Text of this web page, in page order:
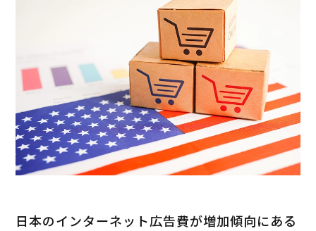
日本のインターネット広告費が増加傾向にある